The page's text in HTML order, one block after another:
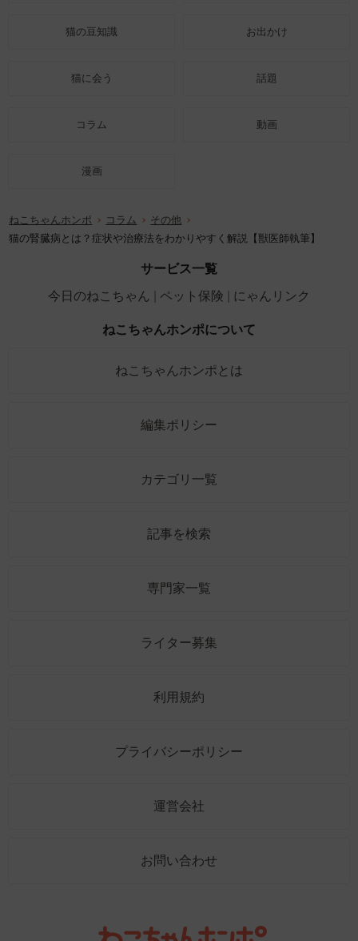
猫の豆知識 お出かけ
猫に会う 話題
コラム 動画
漫画
ねこちゃんホンポ コラム
その他
猫の腎臓病とは？症状や治療法をわかりやすく解説【獣医師執筆】
サービス一覧
今日のねこちゃん
ペット保険 にゃんリンク
ねこちゃんホンポについて
ねこちゃんホンポとは
編集ポリシー
カテゴリ一覧
記事を検索
専門家一覧
ライター募集
利用規約
プライバシーポリシー
運営会社
お問い合わせ